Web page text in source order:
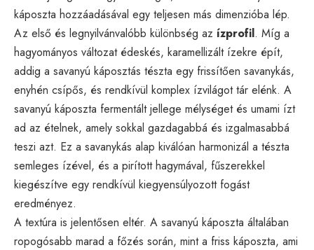
káposzta hozzáadásával egy teljesen más dimenzióba lép.
Az első és legnyilvánvalóbb különbség az ízprofil. Míg a
hagyományos változat édeskés, karamellizált ízekre épít,
addig a savanyú káposztás tészta egy frissítően savanykás,
enyhén csípős, és rendkívül komplex ízvilágot tár elénk. A
savanyú káposzta fermentált jellege mélységet és umami ízt
ad az ételnek, amely sokkal gazdagabbá és izgalmasabbá
teszi azt. Ez a savanykás alap kiválóan harmonizál a tészta
semleges ízével, és a pirított hagymával, fűszerekkel
kiegészítve egy rendkívül kiegyensúlyozott fogást
eredményez.
A textúra is jelentősen eltér. A savanyú káposzta általában
ropogósabb marad a főzés során, mint a friss káposzta, ami